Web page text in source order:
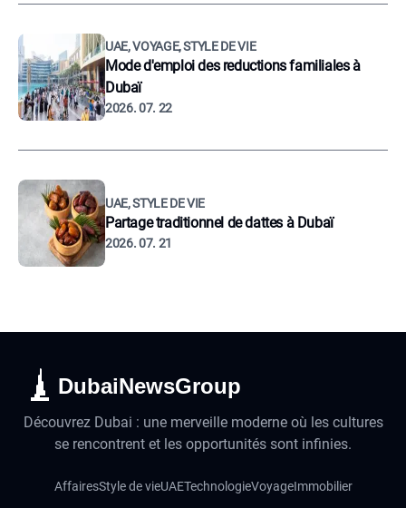
UAE, VOYAGE, STYLE DE VIE
Mode d'emploi des reductions familiales à
Dubaï
2026. 07. 22
UAE, STYLE DE VIE
Partage traditionnel de dattes à Dubaï
2026. 07. 21
DubaiNewsGroup
Découvrez Dubai : une merveille moderne où les cultures
se rencontrent et les opportunités sont infinies.
AffairesStyle de vieUAETechnologieVoyageImmobilier